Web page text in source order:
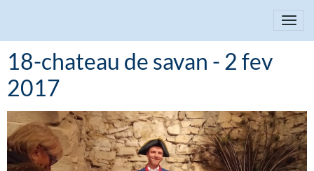
18-chateau de savan - 2 fev
2017